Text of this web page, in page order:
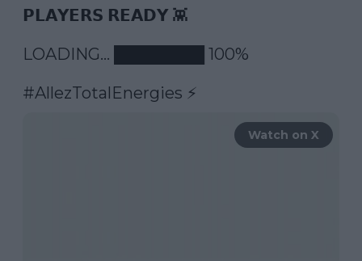
𝗣𝗟𝗔𝗬𝗘𝗥𝗦 𝗥𝗘𝗔𝗗𝗬 👾
LOADING... ████████ 100%
#AllezTotalEnergies ⚡️
Watch on X